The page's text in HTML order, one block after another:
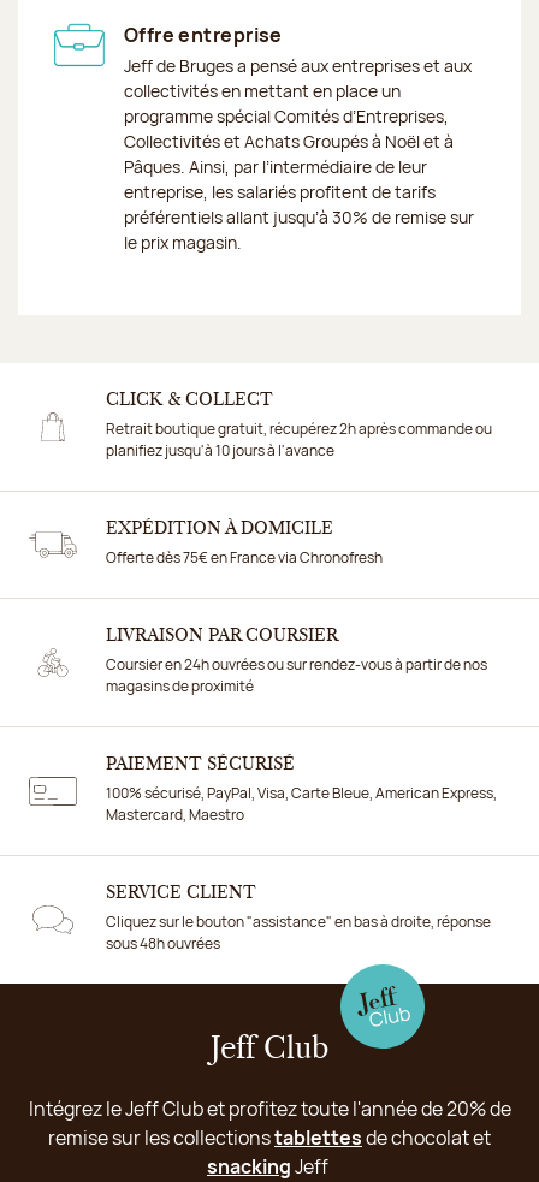
Offre entreprise
Jeff de Bruges a pensé aux entreprises et aux
collectivités en mettant en place un
programme spécial Comités d’Entreprises,
Collectivités et Achats Groupés à Noël et à
Pâques. Ainsi, par l’intermédiaire de leur
entreprise, les salariés profitent de tarifs
préférentiels allant jusqu’à 30% de remise sur
le prix magasin.
CLICK & COLLECT
Retrait boutique gratuit, récupérez 2h après commande ou
planifiez jusqu'à 10 jours à l'avance
EXPÉDITION À DOMICILE
Offerte dès 75€ en France via Chronofresh
LIVRAISON PAR COURSIER
Coursier en 24h ouvrées ou sur rendez-vous à partir de nos
magasins de proximité
PAIEMENT SÉCURISÉ
100% sécurisé, PayPal, Visa, Carte Bleue, American Express,
Mastercard, Maestro
SERVICE CLIENT
Cliquez sur le bouton "assistance" en bas à droite, réponse
sous 48h ouvrées
Jeff Club
Intégrez le Jeff Club et profitez toute l'année de 20% de
remise sur les collectionstablettesde chocolat et
snackingJeff